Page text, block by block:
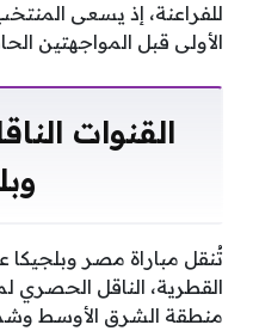
للفراعنة، إذ يسعى
الأولى قبل المواجهتين
القنوات
تُنقل مباراة مصر
منطقة الشرق الأوسط